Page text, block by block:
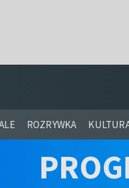
ROZRYWKA